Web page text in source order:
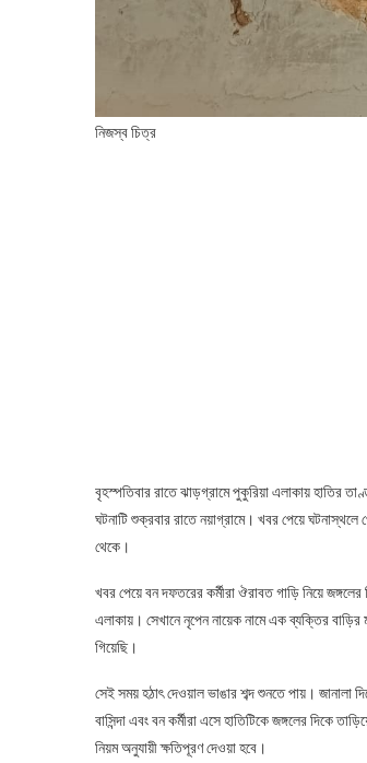
নিজস্ব চিত্র
বৃহস্পতিবার রাতে ঝাড়গ্রামে পুকুরিয়া এলাকায় হাতির
ঘটনাটি শুক্রবার রাতে নয়াগ্রামে। খবর পেয়ে
থেকে।
খবর পেয়ে বন দফতরের কর্মীরা ঔরাবত গাড়ি নিয়ে
এলাকায়। সেখানে নৃপেন নায়েক নামে এক ব্যক্তির বাড়ির
গিয়েছি।
সেই সময় হঠাৎ দেওয়াল ভাঙার শব্দ শুনতে পায়। জানালা
বাসিন্দা এবং বন কর্মীরা এসে হাতিটিকে জঙ্গলের দিকে
নিয়ম অনুযায়ী ক্ষতিপূরণ দেওয়া হবে।